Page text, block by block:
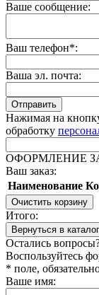
Ваше сообщение:
Ваш телефон*:
Ваша эл. почта:
Отправить
Нажимая на
обработку
ОФОРМЛЕНИЕ
Ваш заказ:
Наименование
Очистить корзину
Итого:
Вернуться в каталог
Остались
Воспользуйтесь
* поле,
Ваше имя: